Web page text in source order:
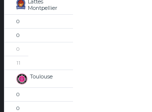
Lattes
Montpellier
0
0
0
11
Toulouse
0
0